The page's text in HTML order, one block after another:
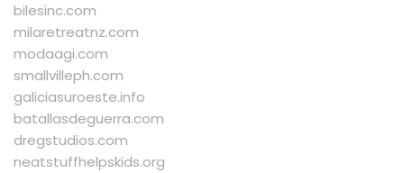
bilesinc.com
milaretreatnz.com
modaagi.com
smallvilleph.com
galiciasuroeste.info
batallasdeguerra.com
dregstudios.com
neatstuffhelpskids.org